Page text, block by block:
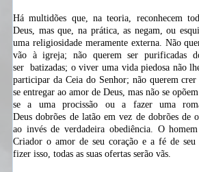
Há multidões que, na teoria, reconhecem
Deus, mas que, na prática, as negam, ou
uma religiosidade meramente externa. Não
vão à igreja; não querem ser purificadas
ser batizadas; o viver uma vida piedosa não
participar da Ceia do Senhor; não querem crer
se entregar ao amor de Deus, mas não se
se a umaprocissão ou a fazer uma
Deus dobrões delatãoem vez dedobrõesde
ao invés de verdadeira obediência. O
Criador o amor de seu coração e a fé de
fizer isso, todas as suas ofertas serão vãs.